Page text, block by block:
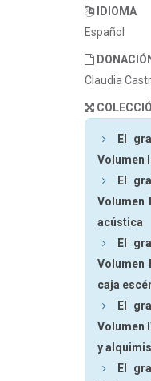
IDIOMA
Español
Claudia
El
Volumen
El
Volumen
acústica
El
Volumen
caja
El
Volumen
y
El